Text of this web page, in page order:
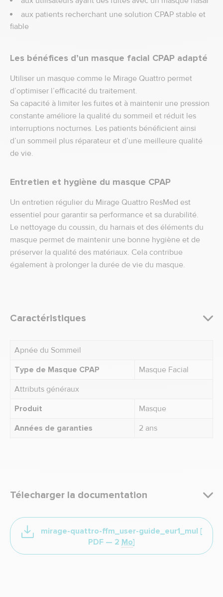
Caractéristiques
Apnée du Sommeil
Type de Masque CPAP
Masque Facial
Attributs généraux
Produit
Masque
Années de garanties
2 ans
aux patients recherchant une solution CPAP stable et
fiable
Les bénéfices d’un masque facial CPAP adapté
Utiliser un masque comme le Mirage Quattro permet
d’optimiser l’efficacité du traitement.
Sa capacité à limiter les fuites et à maintenir une pression
constante améliore la qualité du sommeil et réduit les
interruptions nocturnes. Les patients bénéficient ainsi
d’un sommeil plus réparateur et d’une meilleure qualité
de vie.
Entretien et hygiène du masque CPAP
Un entretien régulier du Mirage Quattro ResMed est
essentiel pour garantir sa performance et sa durabilité.
Le nettoyage du coussin, du harnais et des éléments du
masque permet de maintenir une bonne hygiène et de
préserver la qualité des matériaux. Cela contribue
également à prolonger la durée de vie du masque.
Télecharger la documentation
mirage-quattro-ffm_user-guide_eur1_mul [
PDF — 2 Mo]